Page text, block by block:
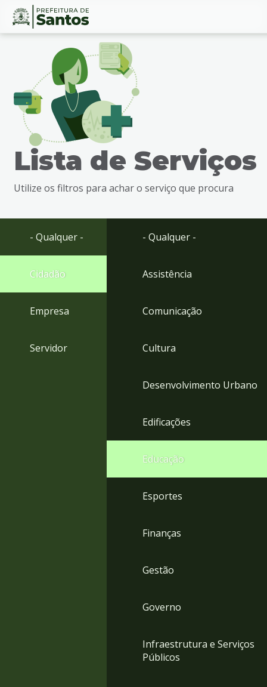
Ir
busca
Ir
rodapé
Conteúdo
Lista de Serviços
Utilize os filtros para achar o serviço que procura
- Qualquer -
Cidadão
Empresa
Servidor
- Qualquer -
Assistência
Comunicação
Cultura
Desenvolvimento Urbano
Edificações
Educação
Esportes
Finanças
Gestão
Governo
Infraestrutura e Serviços
Públicos